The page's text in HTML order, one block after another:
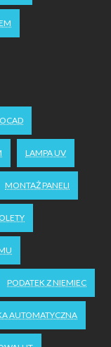
LAMPA UV
MONTAŻ PANELI
PODATEK Z NIEMIEC
AUTOMATYCZNA